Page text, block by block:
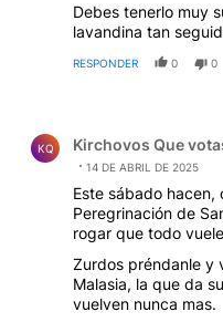
Debes tenerlo muy
lavandina tan
RESPONDER 0 0
KQ Kirchovos Que
14 DE ABRIL DE 2025
Este sábado
Peregrinación de
rogar que todo
Zurdos préndanle y
Malasia, la que da
vuelven nunca mas.